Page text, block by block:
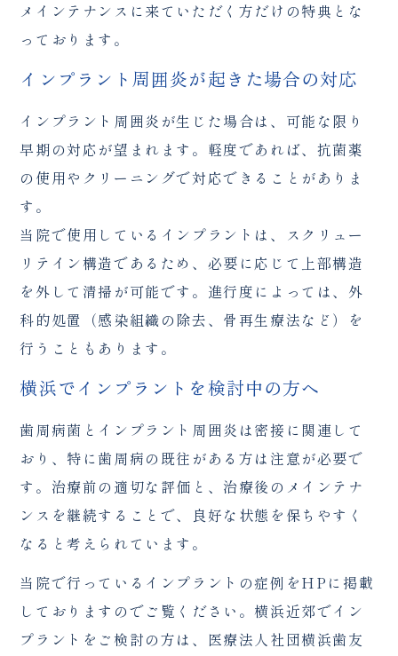
メインテナンスに来ていただく方だけの特典とな
っております。
インプラント周囲炎が起きた場合の対応
インプラント周囲炎が生じた場合は、可能な限り
早期の対応が望まれます。軽度であれば、抗菌薬
の使用やクリーニングで対応できることがありま
す。
当院で使用しているインプラントは、スクリュー
リテイン構造であるため、必要に応じて上部構造
を外して清掃が可能です。進行度によっては、外
科的処置（感染組織の除去、骨再生療法など）を
行うこともあります。
横浜でインプラントを検討中の方へ
歯周病菌とインプラント周囲炎は密接に関連して
おり、特に歯周病の既往がある方は注意が必要で
す。治療前の適切な評価と、治療後のメインテナ
ンスを継続することで、良好な状態を保ちやすく
なると考えられています。
当院で行っているインプラントの症例をHPに掲載
しておりますのでご覧ください。横浜近郊でイン
プラントをご検討の方は、医療法人社団横浜歯友